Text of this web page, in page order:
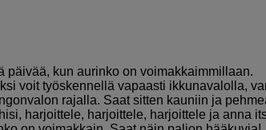
päivää, kun aurinko on voimakkaimmillaan.
voit työskennellä vapaasti ikkunavalolla,
rajalla. Saat sitten kauniin ja
harjoittele, harjoittele, harjoittele ja anna